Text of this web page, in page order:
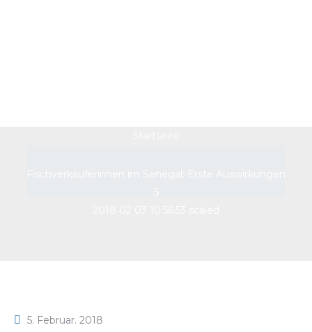
5. Februar. 2018